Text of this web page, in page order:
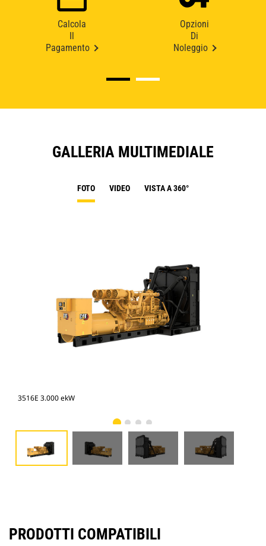
Calcola
Pagamento
Opzioni
Di
Noleggio
GALLERIA MULTIMEDIALE
FOTO VIDEO VISTA A 360°
3516E 3.000 ekW
PRODOTTI COMPATIBILI